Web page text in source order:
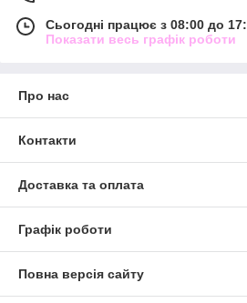
Сьогодні працює з 08:00 до
Показати весь графік роботи
Про нас
Контакти
Доставка та оплата
Графік роботи
Повна версія сайту